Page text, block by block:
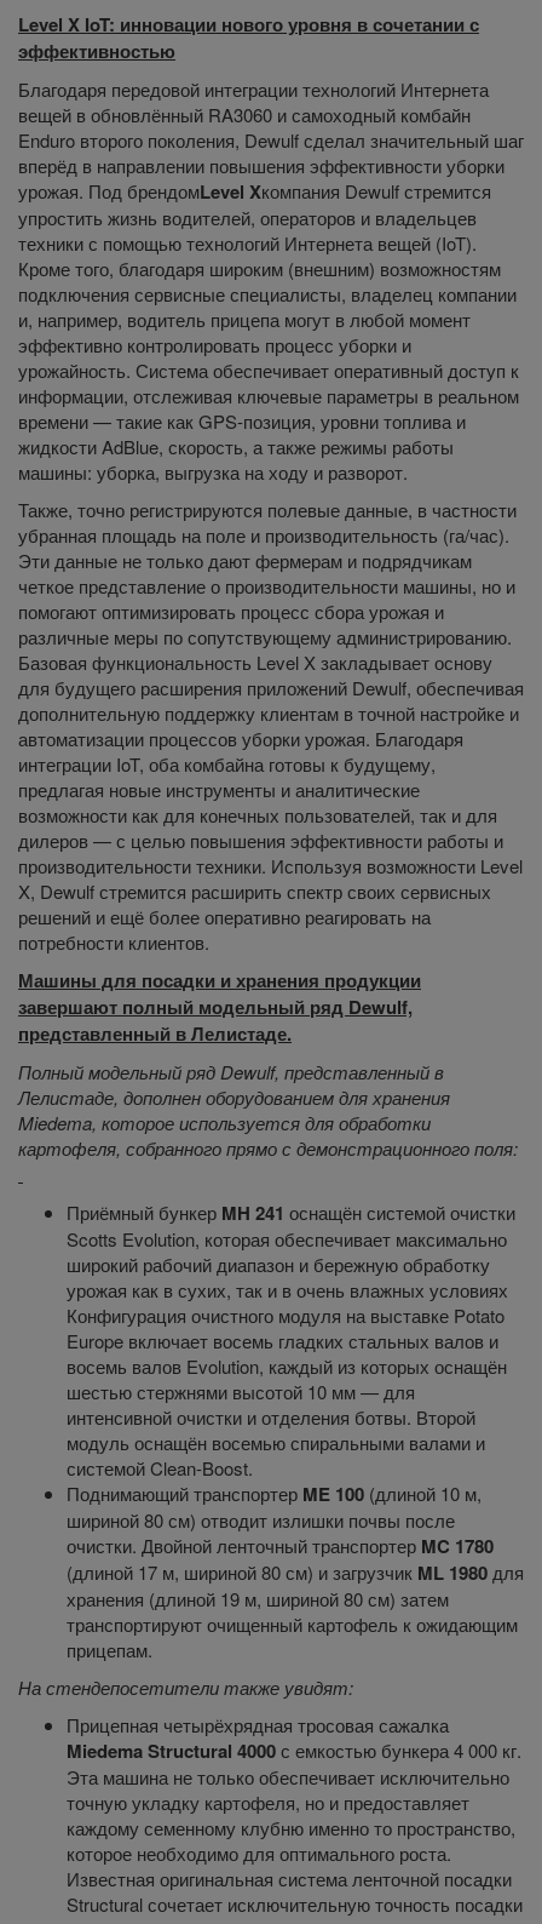
Level X IoT: инновации нового уровня в сочетании с
эффективностью
Благодаря передовой интеграции технологий Интернета
вещей в обновлённый RA3060 и самоходный комбайн
Enduro второго поколения, Dewulf сделал значительный шаг
вперёд в направлении повышения эффективности уборки
урожая. Под брендомLevel Xкомпания Dewulf стремится
упростить жизнь водителей, операторов и владельцев
техники с помощью технологий Интернета вещей (IoT).
Кроме того, благодаря широким (внешним) возможностям
подключения сервисные специалисты, владелец компании
и, например, водитель прицепа могут в любой момент
эффективно контролировать процесс уборки и
урожайность. Система обеспечивает оперативный доступ к
информации, отслеживая ключевые параметры в реальном
времени — такие как GPS-позиция, уровни топлива и
жидкости AdBlue, скорость, а также режимы работы
машины: уборка, выгрузка на ходу и разворот.
Также, точно регистрируются полевые данные, в частности
убранная площадь на поле и производительность (га/час).
Эти данные не только дают фермерам и подрядчикам
четкое представление о производительности машины, но и
помогают оптимизировать процесс сбора урожая и
различные меры по сопутствующему администрированию.
Базовая функциональность Level X закладывает основу
для будущего расширения приложений Dewulf, обеспечивая
дополнительную поддержку клиентам в точной настройке и
автоматизации процессов уборки урожая. Благодаря
интеграции IoT, оба комбайна готовы к будущему,
предлагая новые инструменты и аналитические
возможности как для конечных пользователей, так и для
дилеров — с целью повышения эффективности работы и
производительности техники. Используя возможности Level
X, Dewulf стремится расширить спектр своих сервисных
решений и ещё более оперативно реагировать на
потребности клиентов.
Машины для посадки и хранения продукции
завершают полный модельный ряд Dewulf,
представленный в Лелистаде.
Полный модельный ряд Dewulf, представленный в
Лелистаде, дополнен оборудованием для хранения
Miedema, которое используется для обработки
картофеля, собранного прямо с демонстрационного поля:
Приёмный бункер MH 241 оснащён системой очистки
Scotts Evolution, которая обеспечивает максимально
широкий рабочий диапазон и бережную обработку
урожая как в сухих, так и в очень влажных условиях
Конфигурация очистного модуля на выставке Potato
Europe включает восемь гладких стальных валов и
восемь валов Evolution, каждый из которых оснащён
шестью стержнями высотой 10 мм — для
интенсивной очистки и отделения ботвы. Второй
модуль оснащён восемью спиральными валами и
системой Clean-Boost.
Поднимающий транспортер ME 100 (длиной 10 м,
шириной 80 см) отводит излишки почвы после
очистки. Двойной ленточный транспортер MC 1780
(длиной 17 м, шириной 80 см) и загрузчик ML 1980 для
хранения (длиной 19 м, шириной 80 см) затем
транспортируют очищенный картофель к ожидающим
прицепам.
На стендепосетители также увидят:
Прицепная четырёхрядная тросовая сажалка
Miedema Structural 4000с емкостью бункера 4 000 кг.
Эта машина не только обеспечивает исключительно
точную укладку картофеля, но и предоставляет
каждому семенному клубню именно то пространство,
которое необходимо для оптимального роста.
Известная оригинальная система ленточной посадки
Structural сочетает исключительную точность посадки